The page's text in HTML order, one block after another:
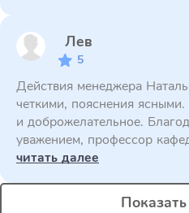
Лев
5
Действия менеджера
четкими, пояснения
и доброжелательное.
уважением, профессор
читать далее